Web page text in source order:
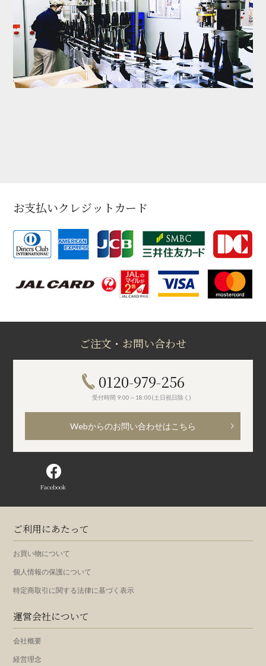
お支払いクレジットカード
ご注文・お問い合わせ
0120-979-256
受付時間 9:00～18:00(土日祝日除く)
Webからのお問い合わせはこちら
Facebook
ご利用にあたって
お買い物について
個人情報の保護について
特定商取引に関する法律に基づく表示
運営会社について
会社概要
経営理念